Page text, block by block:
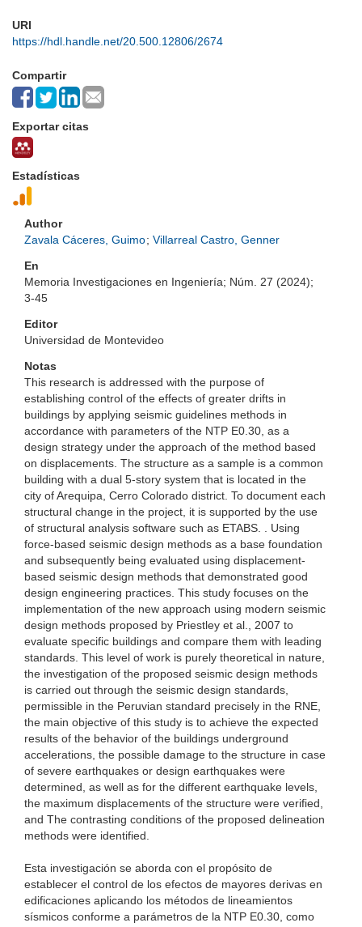
URI
https://hdl.handle.net/20.500.12806/2674
Compartir
Exportar citas
Estadísticas
Author
Zavala Cáceres, Guimo; Villarreal Castro, Genner
En
Memoria Investigaciones en Ingeniería; Núm. 27 (2024);
3-45
Editor
Universidad de Montevideo
Notas
This research is addressed with the purpose of
establishing control of the effects of greater drifts in
buildings by applying seismic guidelines methods in
accordance with parameters of the NTP E0.30, as a
design strategy under the approach of the method based
on displacements. The structure as a sample is a common
building with a dual 5-story system that is located in the
city of Arequipa, Cerro Colorado district. To document each
structural change in the project, it is supported by the use
of structural analysis software such as ETABS. . Using
force-based seismic design methods as a base foundation
and subsequently being evaluated using displacement-
based seismic design methods that demonstrated good
design engineering practices. This study focuses on the
implementation of the new approach using modern seismic
design methods proposed by Priestley et al., 2007 to
evaluate specific buildings and compare them with leading
standards. This level of work is purely theoretical in nature,
the investigation of the proposed seismic design methods
is carried out through the seismic design standards,
permissible in the Peruvian standard precisely in the RNE,
the main objective of this study is to achieve the expected
results of the behavior of the buildings underground
accelerations, the possible damage to the structure in case
of severe earthquakes or design earthquakes were
determined, as well as for the different earthquake levels,
the maximum displacements of the structure were verified,
and The contrasting conditions of the proposed delineation
methods were identified.
Esta investigación se aborda con el propósito de
establecer el control de los efectos de mayores derivas en
edificaciones aplicando los métodos de lineamientos
sísmicos conforme a parámetros de la NTP E0.30, como